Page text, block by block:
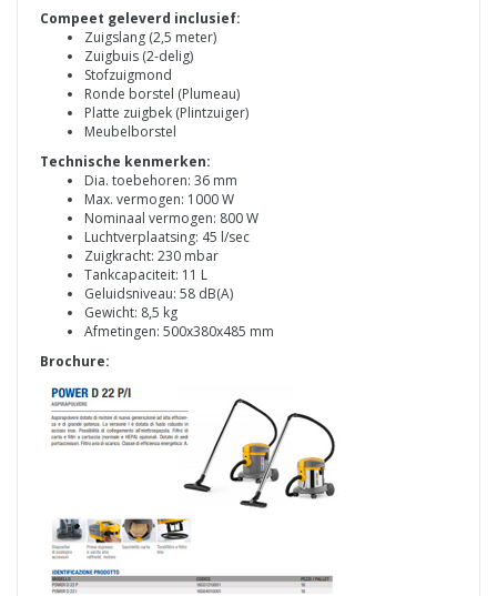
Compeet geleverd inclusief:
Zuigslang (2,5 meter)
Zuigbuis (2-delig)
Stofzuigmond
Ronde borstel (Plumeau)
Platte zuigbek (Plintzuiger)
Meubelborstel
Technische kenmerken:
Dia. toebehoren: 36 mm
Max. vermogen: 1000 W
Nominaal vermogen: 800 W
Luchtverplaatsing: 45 l/sec
Zuigkracht: 230 mbar
Tankcapaciteit: 11 L
Geluidsniveau: 58 dB(A)
Gewicht: 8,5 kg
Afmetingen: 500x380x485 mm
Brochure: